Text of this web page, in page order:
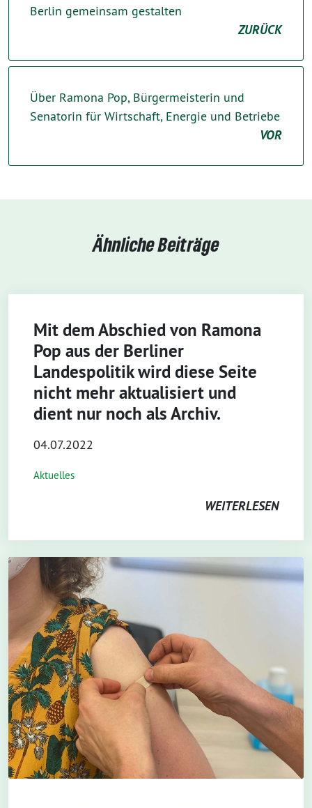
Berlin gemeinsam gestalten
ZURÜCK
Über Ramona Pop, Bürgermeisterin und
Senatorin für Wirtschaft, Energie und Betriebe
VOR
Ähnliche Beiträge
Mit dem Abschied von Ramona
Pop aus der Berliner
Landespolitik wird diese Seite
nicht mehr aktualisiert und
dient nur noch als Archiv.
04.07.2022
Aktuelles
WEITERLESEN